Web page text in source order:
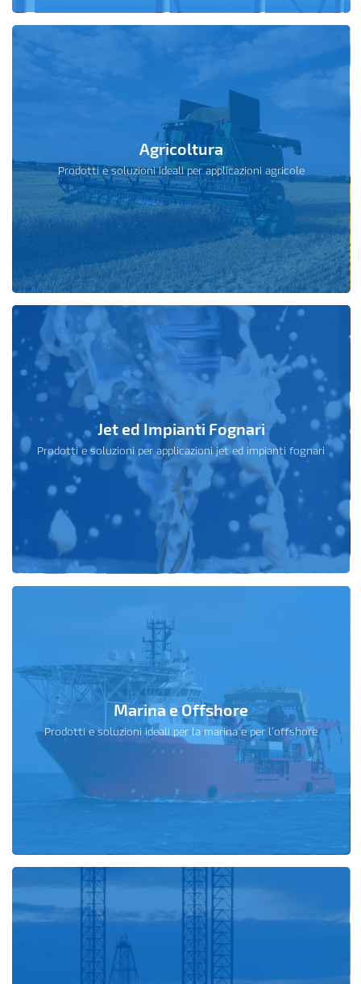
Agricoltura
Prodotti e soluzioni ideali per applicazioni agricole
Jet ed Impianti Fognari
Prodotti e soluzioni per applicazioni jet ed impianti fognari
Marina e Offshore
Prodotti e soluzioni ideali per la marina e per l’offshore